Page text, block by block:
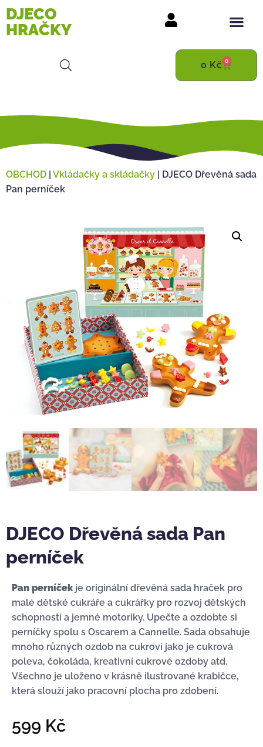
DJECO
HRAČKY
0 Kč 0
OBCHOD | Vkládačky a skládačky | DJECO Dřevěná sada
Pan perníček
DJECO Dřevěná sada Pan
perníček
Pan perníčekje originální dřevěná sada hraček pro
malé dětské cukráře a cukrářky pro rozvoj dětských
schopností a jemné motoriky. Upečte a ozdobte si
perníčky spolu s Oscarem a Cannelle. Sada obsahuje
mnoho různých ozdob na cukroví jako je cukrová
poleva, čokoláda, kreativní cukrové ozdoby atd.
Všechno je uloženo v krásně ilustrované krabičce,
která slouží jako pracovní plocha pro zdobení.
599 Kč